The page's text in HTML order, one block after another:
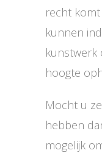
recht komt
kunnen
kunstwerk
hoogte
Mocht u
hebben
mogelijk